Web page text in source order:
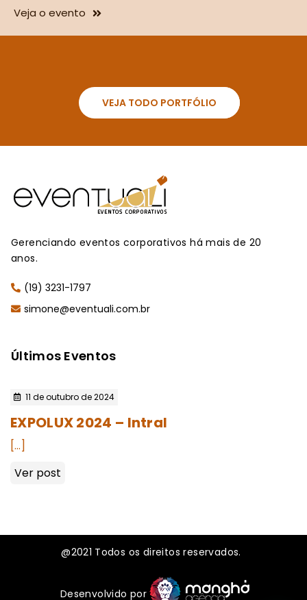
Veja o evento
Veja o evento
VEJA TODO PORTFÓLIO
Gerenciando eventos corporativos há mais de 20
anos.
(19) 3231-1797
simone@eventuali.com.br
Últimos Eventos
11 de outubro de 2024
EXPOLUX 2024 – Intral
[…]
Ver post
@2021 Todos os direitos reservados.
Desenvolvido por